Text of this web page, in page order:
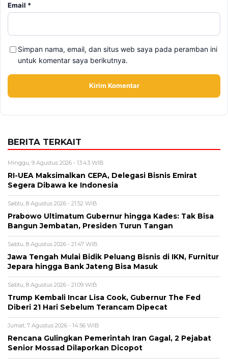
Email *
Simpan nama, email, dan situs web saya pada peramban ini
untuk komentar saya berikutnya.
BERITA TERKAIT
Minggu, 9 Agustus 2026 - 13:43 WIB
RI-UEA Maksimalkan CEPA, Delegasi Bisnis Emirat
Segera Dibawa ke Indonesia
Sabtu, 8 Agustus 2026 - 21:52 WIB
Prabowo Ultimatum Gubernur hingga Kades: Tak Bisa
Bangun Jembatan, Presiden Turun Tangan
Sabtu, 8 Agustus 2026 - 21:47 WIB
Jawa Tengah Mulai Bidik Peluang Bisnis di IKN, Furnitur
Jepara hingga Bank Jateng Bisa Masuk
Sabtu, 8 Agustus 2026 - 21:09 WIB
Trump Kembali Incar Lisa Cook, Gubernur The Fed
Diberi 21 Hari Sebelum Terancam Dipecat
Jumat, 7 Agustus 2026 - 14:56 WIB
Rencana Gulingkan Pemerintah Iran Gagal, 2 Pejabat
Senior Mossad Dilaporkan Dicopot